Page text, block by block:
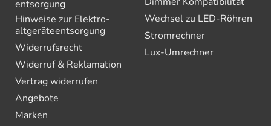
entsorgung
Hinweise zur Elektro­
altgeräte­entsorgung
Widerrufsrecht
Widerruf & Reklamation
Vertrag widerrufen
Angebote
Marken
Wechsel zu LED-Röhren
Stromrechner
Lux-Umrechner